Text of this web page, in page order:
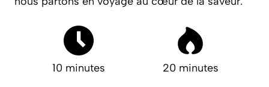
10 minutes 20 minutes